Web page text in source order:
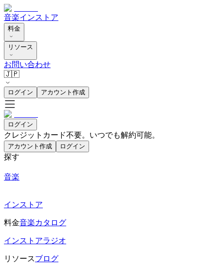
音楽インストア
料金
リソース
お問い合わせ
🇯🇵
ログイン アカウント作成
ログイン
クレジットカード不要。いつでも解約可能。
アカウント作成 ログイン
探す
音楽
インストア
料金音楽カタログ
インストアラジオ
リソースブログ